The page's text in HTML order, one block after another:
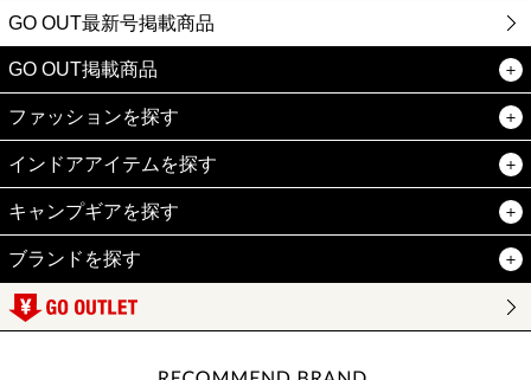
GO OUT最新号掲載商品
GO OUT掲載商品
ファッションを探す
インドアアイテムを探す
キャンプギアを探す
ブランドを探す